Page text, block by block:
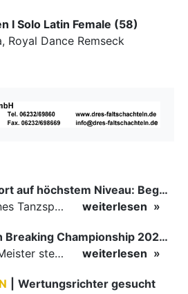
I Solo Latin Female (58)
Royal Dance Remseck
Tanzsport auf höchstem Niveau: Begeisterung bei den Turnieren in…
Ein rundum gelungenes Tanzsport-Wochenende liegt hinter den Paaren und Organisatoren in Enzklösterle. Am 1. und 2. August 2026 verwandelte sich die Festhalle wieder in einen lebendigen Mittelpunkt des…
weiterlesen
German Breaking Championship 2026 in Hannover
Der erste Deutsche Meister steht fest B-Boy Roman siegt bei den Juniors
weiterlesen
Wertungsrichter gesucht